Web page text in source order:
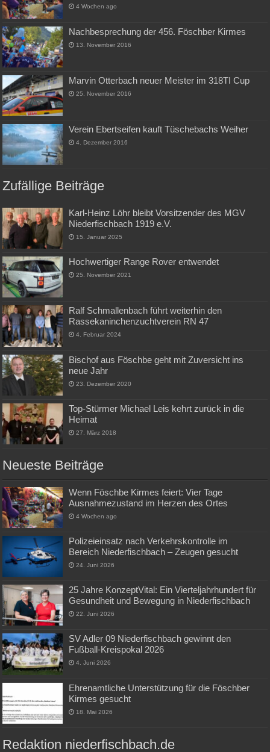
4 Wochen ago
Nachbesprechung der 456. Föschber Kirmes
13. November 2016
Marvin Otterbach neuer Meister im 318TI Cup
25. November 2016
Verein Ebertseifen kauft Tüschebachs Weiher
4. Dezember 2016
Zufällige Beiträge
Karl-Heinz Löhr bleibt Vorsitzender des MGV
Niederfischbach 1919 e.V.
15. Januar 2025
Hochwertiger Range Rover entwendet
25. November 2021
Ralf Schmallenbach führt weiterhin den
Rassekaninchenzuchtverein RN 47
4. Februar 2024
Bischof aus Föschbe geht mit Zuversicht ins
neue Jahr
23. Dezember 2020
Top-Stürmer Michael Leis kehrt zurück in die
Heimat
27. März 2018
Neueste Beiträge
Wenn Föschbe Kirmes feiert: Vier Tage
Ausnahmezustand im Herzen des Ortes
4 Wochen ago
Polizeieinsatz nach Verkehrskontrolle im
Bereich Niederfischbach – Zeugen gesucht
24. Juni 2026
25 Jahre KonzeptVital: Ein Vierteljahrhundert für
Gesundheit und Bewegung in Niederfischbach
22. Juni 2026
SV Adler 09 Niederfischbach gewinnt den
Fußball-Kreispokal 2026
4. Juni 2026
Ehrenamtliche Unterstützung für die Föschber
Kirmes gesucht
18. Mai 2026
Redaktion niederfischbach.de